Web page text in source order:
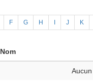
F G H J K
Nom